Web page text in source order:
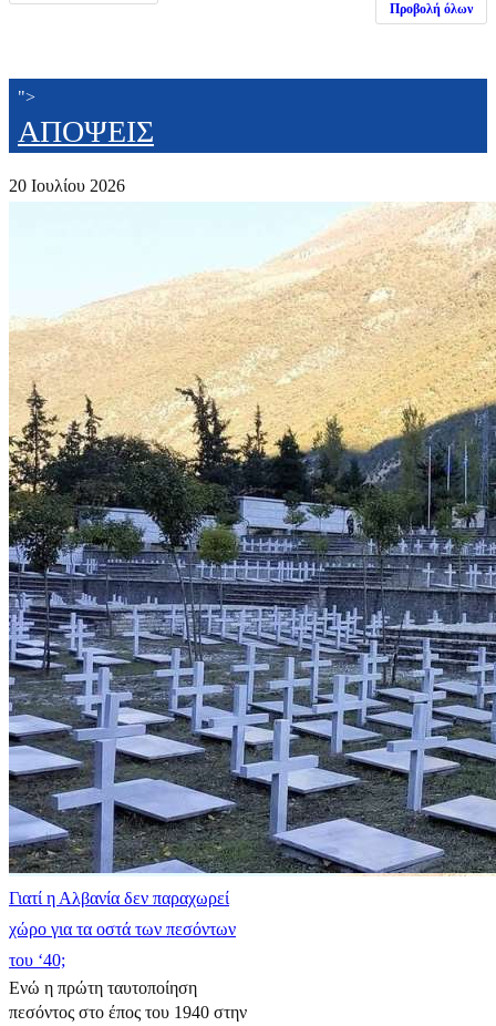
Προβολή όλων
">
ΑΠΟΨΕΙΣ
20 Ιουλίου 2026
Γιατί η Αλβανία δεν παραχωρεί
χώρο για τα οστά των πεσόντων
του ‘40;
Ενώ η πρώτη ταυτοποίηση
πεσόντος στο έπος του 1940 στην